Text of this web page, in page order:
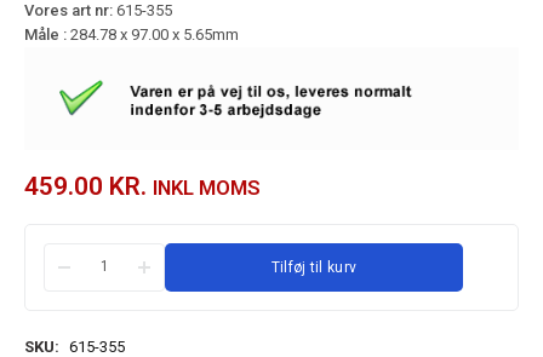
Vores art nr: 615-355
Måle : 284.78 x 97.00 x 5.65mm
459.00 KR. INKL MOMS
Tilføj til kurv
SKU: 615-355